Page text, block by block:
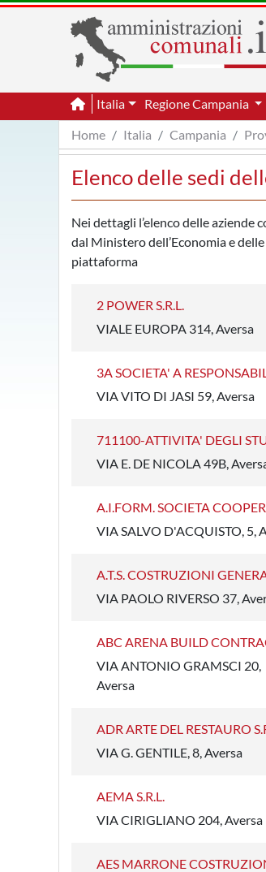
Italia Regione Campania
Home
Italia Campania
Elenco delle sedi
Nei dettagli l’elenco delle
dal Ministero dell’Economia e
piattaforma
2 POWER S.R.L.
VIALE EUROPA 314, Aversa
3A SOCIETA' A
VIA VITO DI JASI 59, Aversa
711100-ATTIVITA' DEGLI
VIA E. DE NICOLA 49B,
A.I.FORM. SOCIETA
VIA SALVO D'ACQUISTO, 5,
A.T.S. COSTRUZIONI
VIA PAOLO RIVERSO 37,
ABC ARENA BUILD
VIA ANTONIO GRAMSCI 20,
Aversa
ADR ARTE DEL RESTAURO
VIA G. GENTILE, 8, Aversa
AEMA S.R.L.
VIA CIRIGLIANO 204, Aversa
AES MARRONE